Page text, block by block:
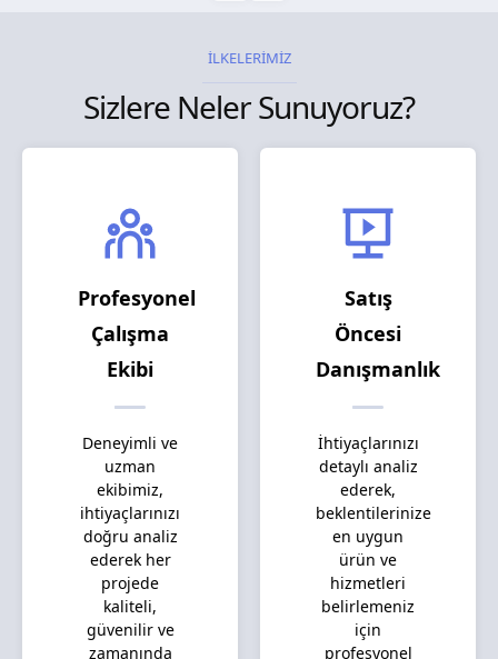
İLKELERİMİZ
Sizlere Neler Sunuyoruz?
Profesyonel
Çalışma
Ekibi
Deneyimli ve
uzman
ekibimiz,
ihtiyaçlarınızı
doğru analiz
ederek her
projede
kaliteli,
güvenilir ve
zamanında
Satış
Öncesi
Danışmanlık
İhtiyaçlarınızı
detaylı analiz
ederek,
beklentilerinize
en uygun
ürün ve
hizmetleri
belirlemeniz
için
profesyonel